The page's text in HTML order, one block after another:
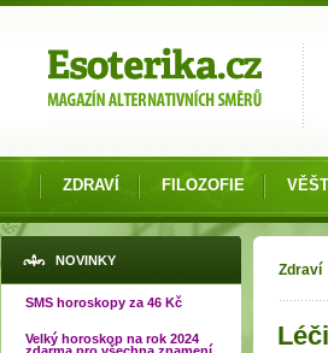
ZDRAVÍ FILOZOFIE
NOVINKY
SMS horoskopy za 46 Kč
Velký horoskop na rok 2024
Jste
Zdraví